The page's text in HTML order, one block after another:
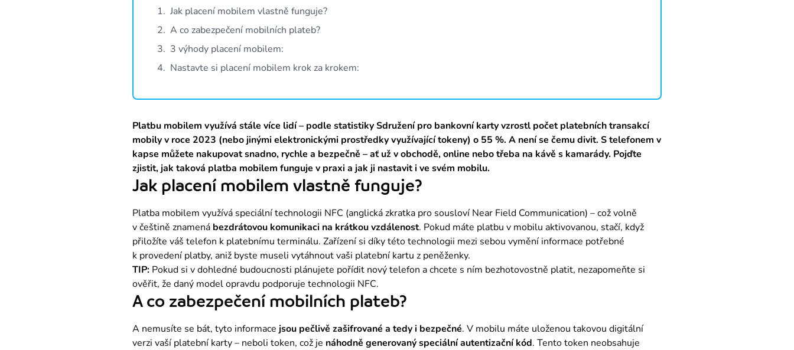
1. Jak placení mobilem vlastně funguje?
2. A co zabezpečení mobilních plateb?
3. 3 výhody placení mobilem:
4. Nastavte si placení mobilem krok za krokem:
Platbu mobilem využívá stále více lidí – podle statistiky Sdružení pro bankovní karty vzrostl počet platebních transakcí
mobily v roce 2023 (nebo jinými elektronickými prostředky využívající tokeny) o 55 %. A není se čemu divit. S telefonem v
kapse můžete nakupovat snadno, rychle a bezpečně – ať už v obchodě, online nebo třeba na kávě s kamarády. Pojďte
zjistit, jak taková platba mobilem funguje v praxi a jak ji nastavit i ve svém mobilu.
Jak placení mobilem vlastně funguje?
Platba mobilem využívá speciální technologii NFC (anglická zkratka pro sousloví Near Field Communication) – což volně
v češtině znamená bezdrátovou komunikaci na krátkou vzdálenost. Pokud máte platbu v mobilu aktivovanou, stačí, když
přiložíte váš telefon k platebnímu terminálu. Zařízení si díky této technologii mezi sebou vymění informace potřebné
k provedení platby, aniž byste museli vytáhnout vaši platební kartu z peněženky.
TIP: Pokud si v dohledné budoucnosti plánujete pořídit nový telefon a chcete s ním bezhotovostně platit, nezapomeňte si
ověřit, že daný model opravdu podporuje technologii NFC.
A co zabezpečení mobilních plateb?
A nemusíte se bát, tyto informace jsou pečlivě zašifrované a tedy i bezpečné. V mobilu máte uloženou takovou digitální
verzi vaší platební karty – neboli token, což je náhodně generovaný speciální autentizační kód. Tento token neobsahuje